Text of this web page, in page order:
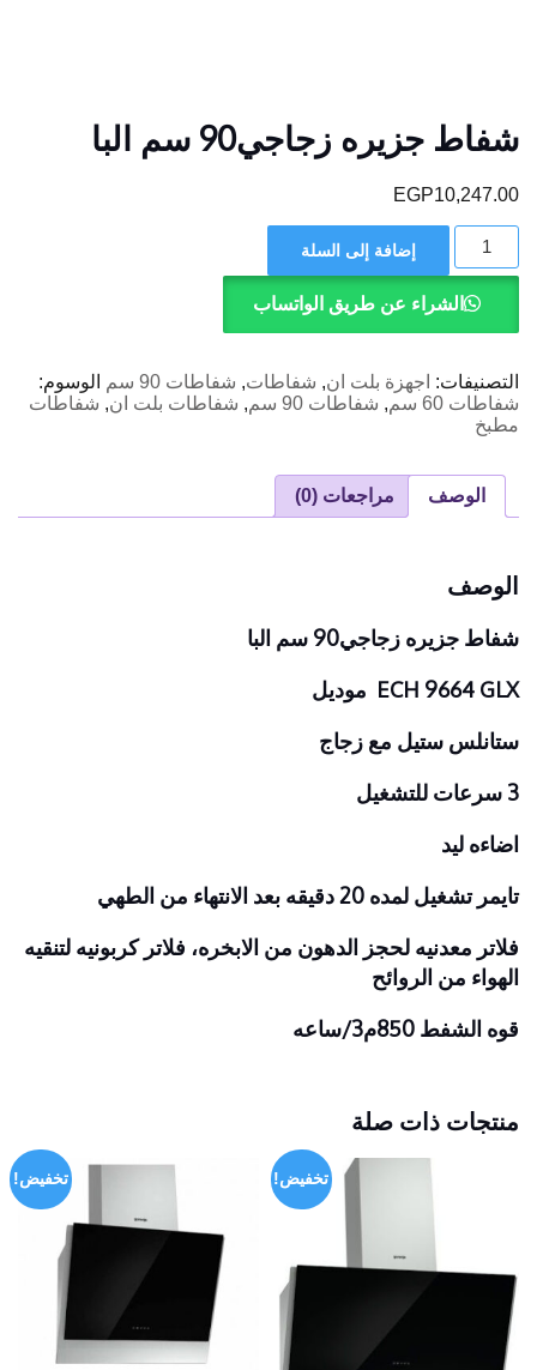
شفاط جزيره زجاجي90 سم البا
EGP10,247.00
كمية
شفاط
جزيره
زجاجي90
إضافة إلى السلة
الشراء عن طريق الواتساب
التصنيفات: اجهزة بلت ان, شفاطات, شفاطات 90 سم
الوسوم:
شفاطات 60 سم
, شفاطات 90 سم , شفاطات بلت ان, شفاطات
مطبخ
الوصف مراجعات (0)
الوصف
شفاط جزيره زجاجي90 سم البا
ECH 9664 GLX موديل
ستانلس ستيل مع زجاج
3 سرعات للتشغيل
اضاءه ليد
تايمر تشغيل لمده 20 دقيقه بعد الانتهاء من الطهي
فلاتر معدنيه لحجز الدهون من الابخره، فلاتر كربونيه لتنقيه
الهواء من الروائح
قوه الشفط 850م3/ساعه
منتجات ذات صلة
تخفيض! تخفيض!